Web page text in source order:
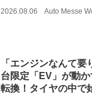
2026.08.06 Auto Messe
「エンジンなんて要
台限定「EV」が動
転換！タイヤの中で